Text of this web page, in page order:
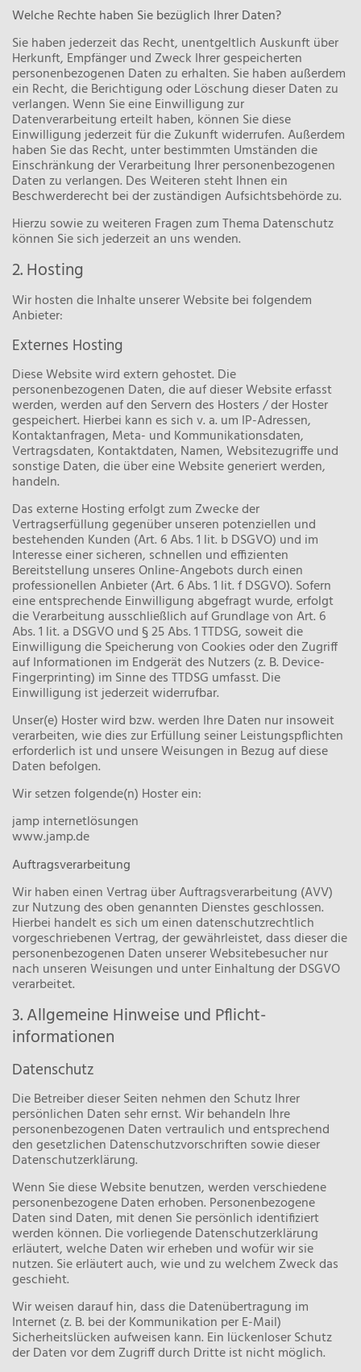
Welche Rechte haben Sie bezüglich Ihrer Daten?
Sie haben jederzeit das Recht, unentgeltlich Auskunft über
Herkunft, Empfänger und Zweck Ihrer gespeicherten
personenbezogenen Daten zu erhalten. Sie haben außerdem
ein Recht, die Berichtigung oder Löschung dieser Daten zu
verlangen. Wenn Sie eine Einwilligung zur
Datenverarbeitung erteilt haben, können Sie diese
Einwilligung jederzeit für die Zukunft widerrufen. Außerdem
haben Sie das Recht, unter bestimmten Umständen die
Einschränkung der Verarbeitung Ihrer personenbezogenen
Daten zu verlangen. Des Weiteren steht Ihnen ein
Beschwerderecht bei der zuständigen Aufsichtsbehörde zu.
Hierzu sowie zu weiteren Fragen zum Thema Datenschutz
können Sie sich jederzeit an uns wenden.
2. Hosting
Wir hosten die Inhalte unserer Website bei folgendem
Anbieter:
Externes Hosting
Diese Website wird extern gehostet. Die
personenbezogenen Daten, die auf dieser Website erfasst
werden, werden auf den Servern des Hosters / der Hoster
gespeichert. Hierbei kann es sich v. a. um IP-Adressen,
Kontaktanfragen, Meta- und Kommunikationsdaten,
Vertragsdaten, Kontaktdaten, Namen, Websitezugriffe und
sonstige Daten, die über eine Website generiert werden,
handeln.
Das externe Hosting erfolgt zum Zwecke der
Vertragserfüllung gegenüber unseren potenziellen und
bestehenden Kunden (Art. 6 Abs. 1 lit. b DSGVO) und im
Interesse einer sicheren, schnellen und effizienten
Bereitstellung unseres Online-Angebots durch einen
professionellen Anbieter (Art. 6 Abs. 1 lit. f DSGVO). Sofern
eine entsprechende Einwilligung abgefragt wurde, erfolgt
die Verarbeitung ausschließlich auf Grundlage von Art. 6
Abs. 1 lit. a DSGVO und § 25 Abs. 1 TTDSG, soweit die
Einwilligung die Speicherung von Cookies oder den Zugriff
auf Informationen im Endgerät des Nutzers (z. B. Device-
Fingerprinting) im Sinne des TTDSG umfasst. Die
Einwilligung ist jederzeit widerrufbar.
Unser(e) Hoster wird bzw. werden Ihre Daten nur insoweit
verarbeiten, wie dies zur Erfüllung seiner Leistungspflichten
erforderlich ist und unsere Weisungen in Bezug auf diese
Daten befolgen.
Wir setzen folgende(n) Hoster ein:
jamp internetlösungen
www.jamp.de
Auftragsverarbeitung
Wir haben einen Vertrag über Auftragsverarbeitung (AVV)
zur Nutzung des oben genannten Dienstes geschlossen.
Hierbei handelt es sich um einen datenschutzrechtlich
vorgeschriebenen Vertrag, der gewährleistet, dass dieser die
personenbezogenen Daten unserer Websitebesucher nur
nach unseren Weisungen und unter Einhaltung der DSGVO
verarbeitet.
3. Allgemeine Hinweise und Pflicht­
informationen
Datenschutz
Die Betreiber dieser Seiten nehmen den Schutz Ihrer
persönlichen Daten sehr ernst. Wir behandeln Ihre
personenbezogenen Daten vertraulich und entsprechend
den gesetzlichen Datenschutzvorschriften sowie dieser
Datenschutzerklärung.
Wenn Sie diese Website benutzen, werden verschiedene
personenbezogene Daten erhoben. Personenbezogene
Daten sind Daten, mit denen Sie persönlich identifiziert
werden können. Die vorliegende Datenschutzerklärung
erläutert, welche Daten wir erheben und wofür wir sie
nutzen. Sie erläutert auch, wie und zu welchem Zweck das
geschieht.
Wir weisen darauf hin, dass die Datenübertragung im
Internet (z. B. bei der Kommunikation per E-Mail)
Sicherheitslücken aufweisen kann. Ein lückenloser Schutz
der Daten vor dem Zugriff durch Dritte ist nicht möglich.